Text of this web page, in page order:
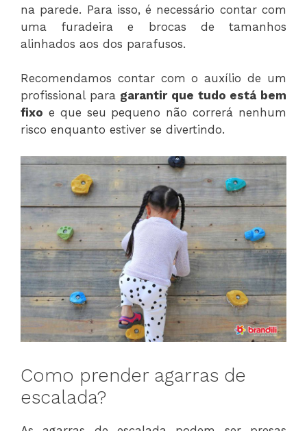
na parede. Para isso, é necessário contar com
uma furadeira e brocas de tamanhos
alinhados aos dos parafusos.
Recomendamos contar com o auxílio de um
profissional para garantir que tudo está bem
fixo e que seu pequeno não correrá nenhum
risco enquanto estiver se divertindo.
Como prender agarras de
escalada?